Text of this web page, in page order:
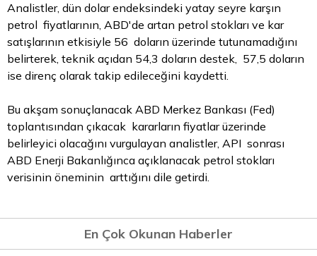
Analistler, dün dolar endeksindeki yatay seyre karşın
petrol fiyatlarının, ABD'de artan petrol stokları ve kar
satışlarının etkisiyle 56 doların üzerinde tutunamadığını
belirterek, teknik açıdan 54,3 doların destek, 57,5 doların
ise direnç olarak takip edileceğini kaydetti.
Bu akşam sonuçlanacak ABD Merkez Bankası (Fed)
toplantısından çıkacak kararların fiyatlar üzerinde
belirleyici olacağını vurgulayan analistler, API sonrası
ABD Enerji Bakanlığınca açıklanacak petrol stokları
verisinin öneminin arttığını dile getirdi.
En Çok Okunan Haberler